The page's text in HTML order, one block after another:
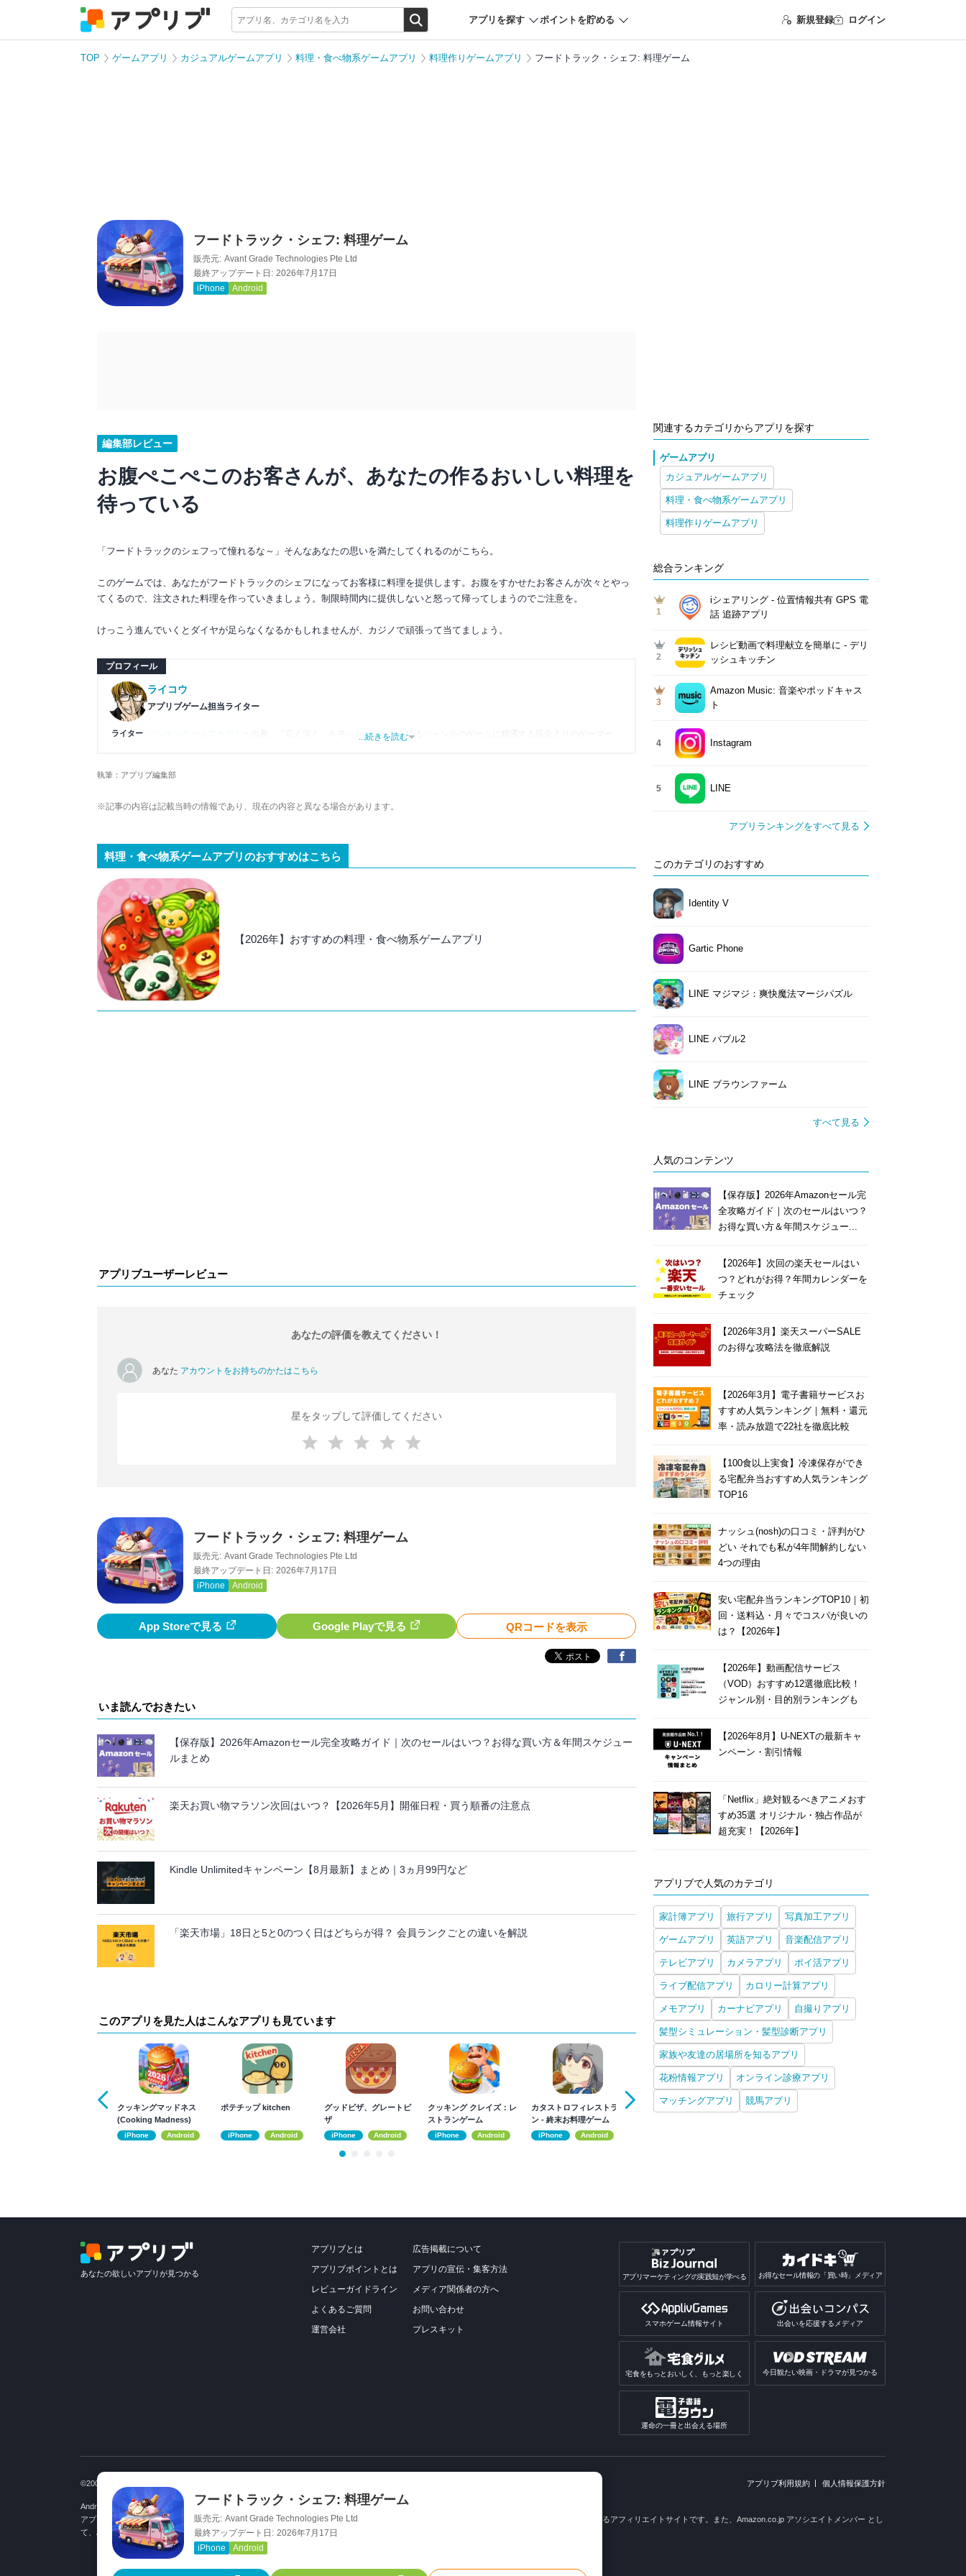
アプリを探す ポイントを貯める 新規登録 ログイン
TOP ゲームアプリ カジュアルゲームアプリ 料理・食べ物系ゲームアプリ 料理作りゲームアプリ フードトラック・シェフ: 料理ゲーム
フードトラック・シェフ: 料理ゲーム
販売元: Avant Grade Technologies Pte Ltd
最終アップデート日: 2026年7月17日
iPhone
Android
編集部レビュー
お腹ぺこぺこのお客さんが、あなたの作るおいしい料理を
待っている
「フードトラックのシェフって憧れるな～」そんなあなたの思いを満たしてくれるのがこちら。
このゲームでは、あなたがフードトラックのシェフになってお客様に料理を提供します。お腹をすかせたお客さんが次々とやっ
てくるので、注文された料理を作っていきましょう。制限時間内に提供しないと怒って帰ってしまうのでご注意を。
けっこう進んでいくとダイヤが足らなくなるかもしれませんが、カジノで頑張って当てましょう。
プロフィール
ライター
ライコウ
アプリブゲーム担当ライター
出身。「広く深く」をモットーに、あらゆるジャンルのゲームに精通する筋金入りのゲーマー。
や専門知識の深さは業界内でも高く評価されている。現在は、アプリブでゲーム関連のコンテンツを豊富に執筆中。
...続きを読む
執筆：アプリブ編集部
※記事の内容は記載当時の情報であり、現在の内容と異なる場合があります。
料理・食べ物系ゲームアプリのおすすめはこちら
【2026年】おすすめの料理・食べ物系ゲームアプリ
アプリブユーザーレビュー
あなたの評価を教えてください！
あなた アカウントをお持ちのかたはこちら
星をタップして評価してください
フードトラック・シェフ: 料理ゲーム
販売元: Avant Grade Technologies Pte Ltd
最終アップデート日: 2026年7月17日
iPhone
Android
App Storeで見る Google Playで見る QRコードを表示
フードトラック・シェフ: 料理ゲーム
販売元: Avant Grade Technologies Pte Ltd
最終アップデート日: 2026年7月17日
iPhone
Android
いま読んでおきたい
【保存版】2026年Amazonセール完全攻略ガイド｜次のセールはいつ？お得な買い方＆年間スケジュー
ルまとめ
楽天お買い物マラソン次回はいつ？【2026年5月】開催日程・買う順番の注意点
Kindle Unlimitedキャンペーン【8月最新】まとめ｜3ヵ月99円など
「楽天市場」18日と5と0のつく日はどちらが得？ 会員ランクごとの違いを解説
このアプリを見た人はこんなアプリも見ています
クッキングマッドネス
(Cooking Madness)
iPhone Android
ポテチップ kitchen
iPhone Android
グッドピザ、グレートピ
ザ
iPhone Android
クッキング クレイズ：レ
ストランゲーム
iPhone Android
カタストロフィレストラ
ン - 終末お料理ゲーム
iPhone Android
Toca Boca Jr: 楽しい子供
クッキングママ お料理し
関連するカテゴリからアプリを探す
ゲームアプリ
カジュアルゲームアプリ
料理・食べ物系ゲームアプリ
料理作りゲームアプリ
総合ランキング
1
iシェアリング - 位置情報共有 GPS 電
話 追跡アプリ
2
レシピ動画で料理献立を簡単‪に - デリ
ッシュキッチン
3
Amazon Music: 音楽やポッドキャス
ト
4 Instagram
5 LINE
アプリランキングをすべて見る
このカテゴリのおすすめ
Identity V
Gartic Phone
LINE マジマジ：爽快魔法マージパズル
LINE バブル2
LINE ブラウンファーム
すべて見る
人気のコンテンツ
【保存版】2026年Amazonセール完
全攻略ガイド｜次のセールはいつ？
お得な買い方＆年間スケジュー...
【2026年】次回の楽天セールはい
つ？どれがお得？年間カレンダーを
チェック
【2026年3月】楽天スーパーSALE
のお得な攻略法を徹底解説
【2026年3月】電子書籍サービスお
すすめ人気ランキング｜無料・還元
率・読み放題で22社を徹底比較
【100食以上実食】冷凍保存ができ
る宅配弁当おすすめ人気ランキング
TOP16
ナッシュ(nosh)の口コミ・評判がひ
どい それでも私が4年間解約しない
4つの理由
安い宅配弁当ランキングTOP10｜初
回・送料込・月々でコスパが良いの
は？【2026年】
【2026年】動画配信サービス
（VOD）おすすめ12選徹底比較！
ジャンル別・目的別ランキングも
【2026年8月】U-NEXTの最新キャ
ンペーン・割引情報
「Netflix」絶対観るべきアニメおす
すめ35選 オリジナル・独占作品が
超充実！【2026年】
アプリブで人気のカテゴリ
家計簿アプリ 旅行アプリ 写真加工アプリ
ゲームアプリ 英語アプリ 音楽配信アプリ
テレビアプリ カメラアプリ ポイ活アプリ
ライブ配信アプリ カロリー計算アプリ
メモアプリ カーナビアプリ 自撮りアプリ
髪型シミュレーション・髪型診断アプリ
家族や友達の居場所を知るアプリ
花粉情報アプリ オンライン診療アプリ
マッチングアプリ 競馬アプリ
あなたの欲しいアプリが見つかる
アプリブとは
アプリブポイントとは
レビューガイドライン
よくあるご質問
運営会社
広告掲載について
アプリの宣伝・集客方法
メディア関係者の方へ
お問い合わせ
プレスキット
アプリマーケティングの実践知が学べる お得なセール情報の「買い時」メディア
スマホゲーム情報サイト 出会いを応援するメディア
宅食をもっとおいしく、もっと楽しく 今日観たい映画・ドラマが見つかる
運命の一冊と出会える場所
©2007-2026 Nyle Inc. アプリブ利用規約 個人情報保護方針
Android は Google Inc. の商標です。
アプリブ、カイドキ、Appliv Games、出会いコンパス、宅食グルメ、VOD STREAM、電子書籍タウン は、掲載商品の提供元から紹介料等を受領するアフィリエイトサイトです。また、Amazon.co.jp アソシエイトメンバー とし
て、Amazon.co.jp の宣伝リンクから紹介料を獲得しています。